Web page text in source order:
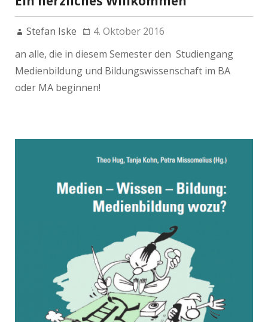
Stefan Iske
4. Oktober 2016
an alle, die in diesem Semester den Studiengang
Medienbildung und Bildungswissenschaft im BA
oder MA beginnen!